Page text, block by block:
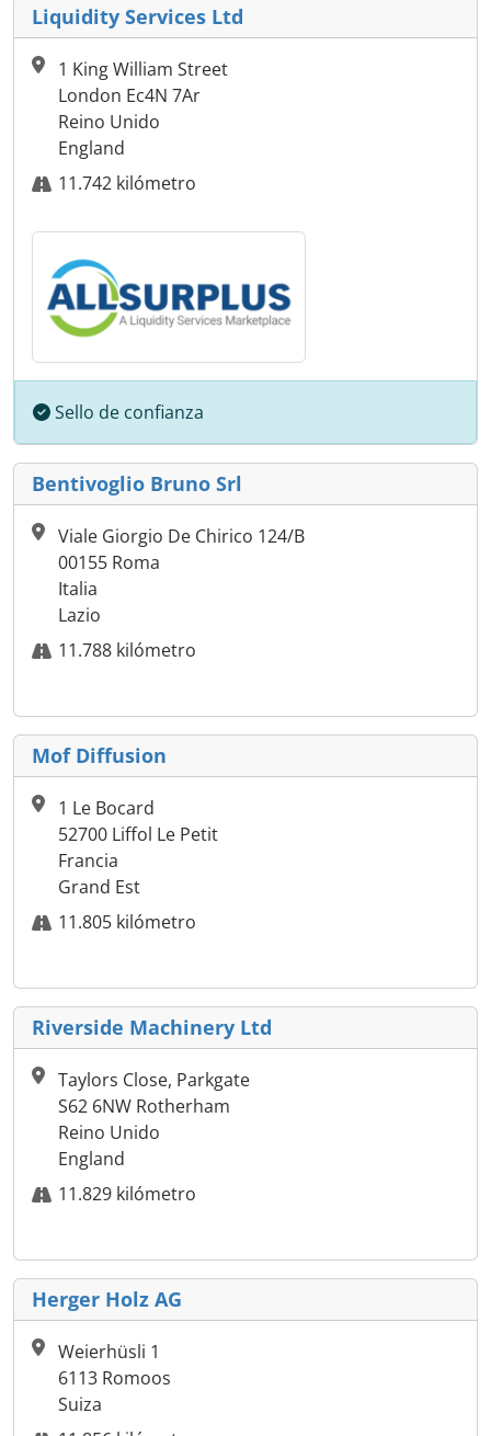
Liquidity Services Ltd
1 King William Street
London Ec4N 7Ar
Reino Unido
England
11.742 kilómetro
Sello de confianza
Bentivoglio Bruno Srl
Viale Giorgio De Chirico 124/B
00155 Roma
Italia
Lazio
11.788 kilómetro
Mof Diffusion
1 Le Bocard
52700 Liffol Le Petit
Francia
Grand Est
11.805 kilómetro
Riverside Machinery Ltd
Taylors Close, Parkgate
S62 6NW Rotherham
Reino Unido
England
11.829 kilómetro
Herger Holz AG
Weierhüsli 1
6113 Romoos
Suiza